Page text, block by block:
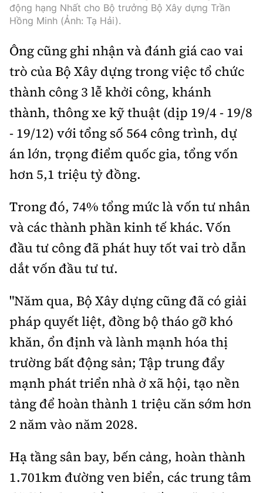
động hạng Nhất cho Bộ trưởng Bộ Xây dựng Trần
Hồng Minh (Ảnh: Tạ Hải).
Ông cũng ghi nhận và đánh giá cao vai
trò của Bộ Xây dựng trong việc tổ chức
thành công 3 lễ khởi công, khánh
thành, thông xe kỹ thuật (dịp 19/4 - 19/8
- 19/12) với tổng số 564 công trình, dự
án lớn, trọng điểm quốc gia, tổng vốn
hơn 5,1 triệu tỷ đồng.
Trong đó, 74% tổng mức là vốn tư nhân
và các thành phần kinh tế khác. Vốn
đầu tư công đã phát huy tốt vai trò dẫn
dắt vốn đầu tư tư.
"Năm qua, Bộ Xây dựng cũng đã có giải
pháp quyết liệt, đồng bộ tháo gỡ khó
khăn, ổn định và lành mạnh hóa thị
trường bất động sản; Tập trung đẩy
mạnh phát triển nhà ở xã hội, tạo nền
tảng để hoàn thành 1 triệu căn sớm hơn
2 năm vào năm 2028.
Hạ tầng sân bay, bến cảng, hoàn thành
1.701km đường ven biển, các trung tâm